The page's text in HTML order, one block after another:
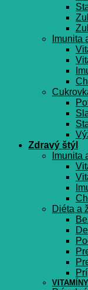
Imunita
Zdravý štýl
Imunita
Diéta a